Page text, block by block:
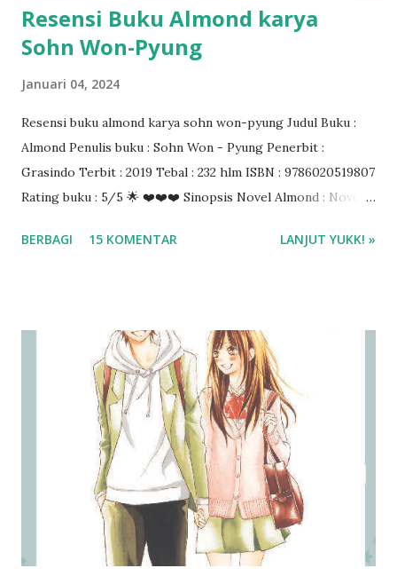
Resensi Buku Almond karya
Sohn Won-Pyung
Januari 04, 2024
Resensi buku almond karya sohn won-pyung Judul Buku :
Almond Penulis buku : Sohn Won - Pyung Penerbit :
Grasindo Terbit : 2019 Tebal : 232 hlm ISBN : 9786020519807
Rating buku : 5/5 🌟 ❤️❤️❤️ Sinopsis Novel Almond : Novel
bertemu dengan monster lain. Namun, aku tak ingin
datar. Kedua, dengan begitu kemungkinan kau dapat
menghayati isi cerita sedikit lebih besar. Ketiga, sebenarnya
baik aku, kau, siapa pun tak akan pernah tahu cerita ini akan
berakhir sedih atau bahagia. ❤️❤️❤️
BERBAGI 15 KOMENTAR LANJUT YUKK! »